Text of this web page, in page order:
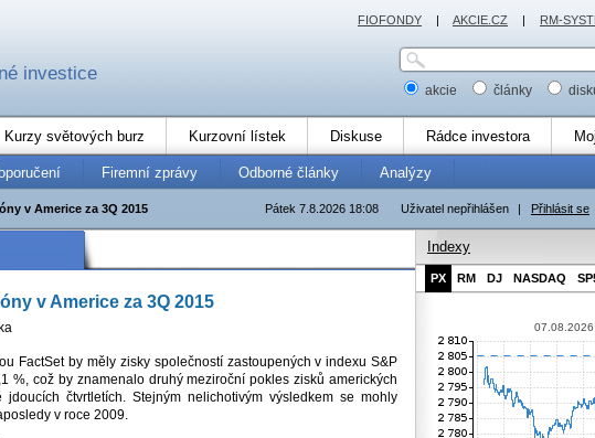
investice
akcie články
Kurzy světových burz Kurzovní lístek Diskuse Rádce investora
Firemní zprávy Odborné články Analýzy
Uživatel nepřihlášen | Přihlásit se
Pátek 7.8.2026 18:08
v Americe za 3Q 2015
v Americe za 3Q 2015
FactSet by měly zisky společností zastoupených v indexu S&P
%, což by znamenalo druhý meziroční pokles zisků amerických
čtvrtletích. Stejným nelichotivým výsledkem se mohly
v roce 2009.
Indexy
PX RM DJ NASDAQ
07.08.2026
FIOFONDY | AKCIE.CZ | RM-